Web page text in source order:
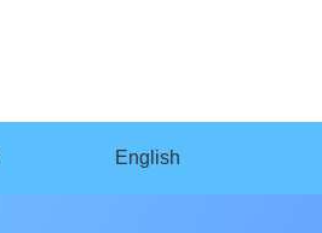
English